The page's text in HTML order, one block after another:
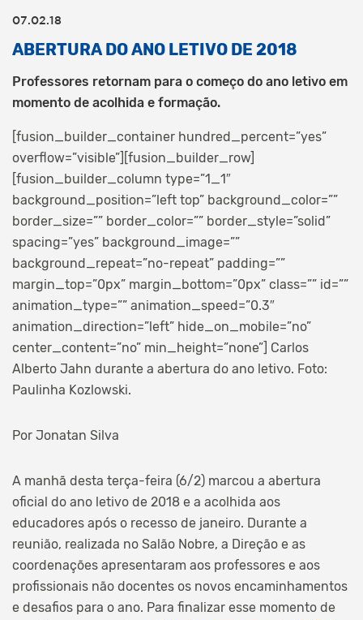
07.02.18
ABERTURA DO ANO LETIVO DE 2018
Professores retornam para o começo do ano letivo em
momento de acolhida e formação.
[fusion_builder_container hundred_percent=”yes”
overflow=”visible”][fusion_builder_row]
[fusion_builder_column type=”1_1″
background_position=”left top” background_color=””
border_size=”” border_color=”” border_style=”solid”
spacing=”yes” background_image=””
background_repeat=”no-repeat” padding=””
margin_top=”0px” margin_bottom=”0px” class=”” id=””
animation_type=”” animation_speed=”0.3″
animation_direction=”left” hide_on_mobile=”no”
center_content=”no” min_height=”none”] Carlos
Alberto Jahn durante a abertura do ano letivo. Foto:
Paulinha Kozlowski.
Por Jonatan Silva
A manhã desta terça-feira (6/2) marcou a abertura
oficial do ano letivo de 2018 e a acolhida aos
educadores após o recesso de janeiro. Durante a
reunião, realizada no Salão Nobre, a Direção e as
coordenações apresentaram aos professores e aos
profissionais não docentes os novos encaminhamentos
e desafios para o ano. Para finalizar esse momento de